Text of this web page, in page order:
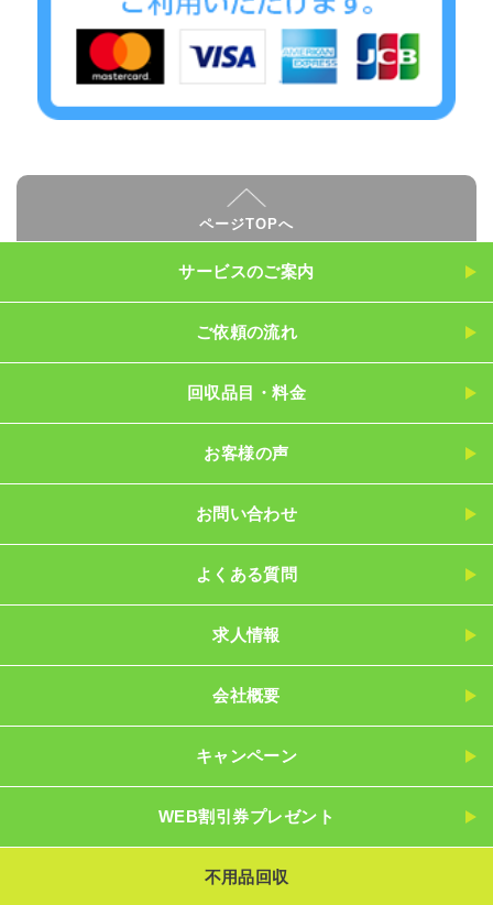
ページTOPへ
サービスのご案内
ご依頼の流れ
回収品目・料金
お客様の声
お問い合わせ
よくある質問
求人情報
会社概要
キャンペーン
WEB割引券プレゼント
不用品回収